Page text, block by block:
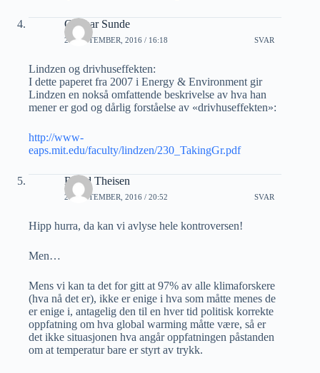
Gunnar Sunde
29 SEPTEMBER, 2016 / 16:18 SVAR
Lindzen og drivhuseffekten:
I dette paperet fra 2007 i Energy & Environment gir
Lindzen en nokså omfattende beskrivelse av hva han
mener er god og dårlig forståelse av «drivhuseffekten»:
http://www-
eaps.mit.edu/faculty/lindzen/230_TakingGr.pdf
Roald Theisen
29 SEPTEMBER, 2016 / 20:52 SVAR
Hipp hurra, da kan vi avlyse hele kontroversen!
Men…
Mens vi kan ta det for gitt at 97% av alle klimaforskere
(hva nå det er), ikke er enige i hva som måtte menes de
er enige i, antagelig den til en hver tid politisk korrekte
oppfatning om hva global warming måtte være, så er
det ikke situasjonen hva angår oppfatningen påstanden
om at temperatur bare er styrt av trykk.